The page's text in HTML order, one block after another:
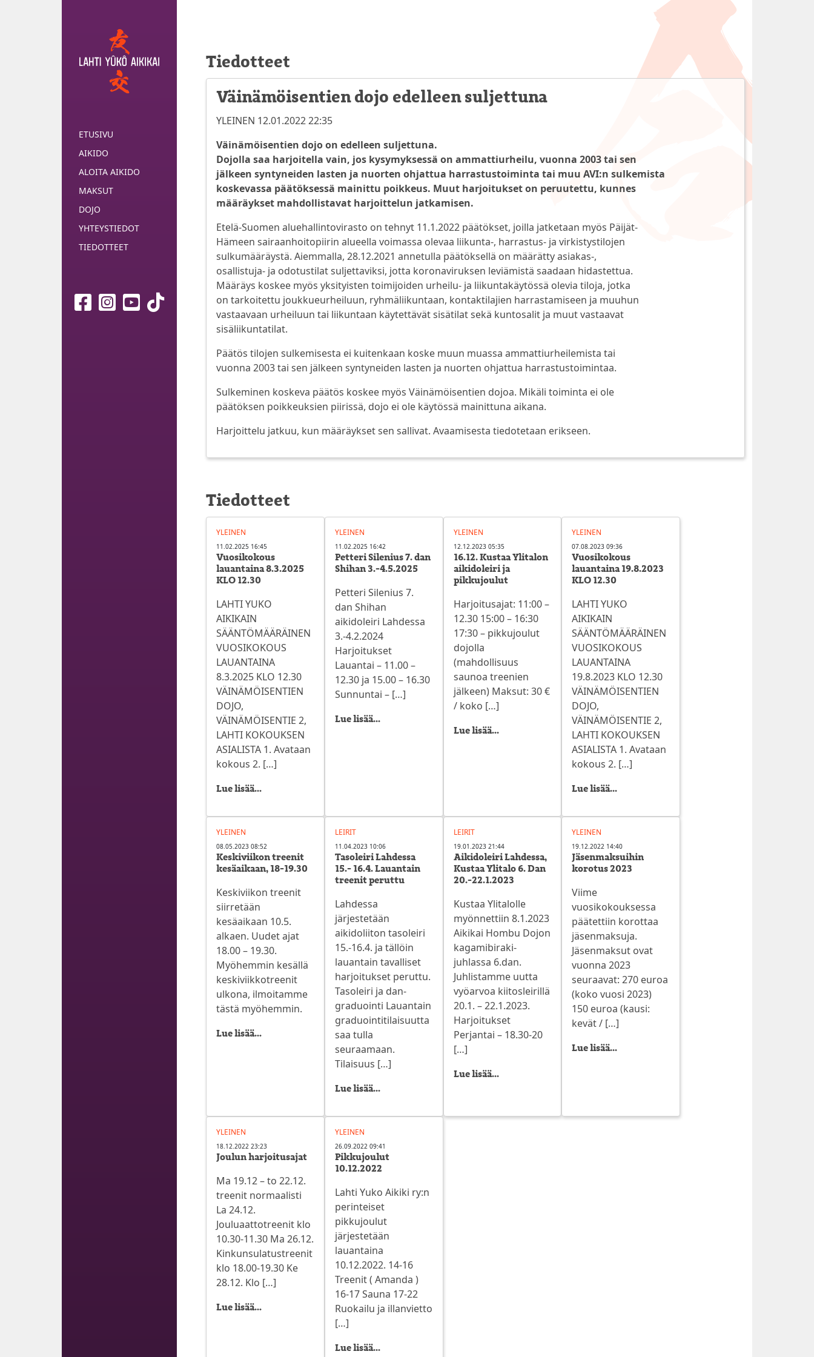
ETUSIVU
AIKIDO
ALOITA AIKIDO
MAKSUT
DOJO
YHTEYSTIEDOT
TIEDOTTEET
Tiedotteet
Väinämöisentien dojo edelleen suljettuna
YLEINEN 12.01.2022 22:35
Väinämöisentien dojo on edelleen suljettuna.
Dojolla saa harjoitella vain, jos kysymyksessä on ammattiurheilu, vuonna 2003 tai sen
jälkeen syntyneiden lasten ja nuorten ohjattua harrastustoiminta tai muu AVI:n sulkemista
koskevassa päätöksessä mainittu poikkeus. Muut harjoitukset on peruutettu, kunnes
määräykset mahdollistavat harjoittelun jatkamisen.
Etelä-Suomen aluehallintovirasto on tehnyt 11.1.2022 päätökset, joilla jatketaan myös Päijät-
Hämeen sairaanhoitopiirin alueella voimassa olevaa liikunta-, harrastus- ja virkistystilojen
sulkumääräystä. Aiemmalla, 28.12.2021 annetulla päätöksellä on määrätty asiakas-,
osallistuja- ja odotustilat suljettaviksi, jotta koronaviruksen leviämistä saadaan hidastettua.
Määräys koskee myös yksityisten toimijoiden urheilu- ja liikuntakäytössä olevia tiloja, jotka
on tarkoitettu joukkueurheiluun, ryhmäliikuntaan, kontaktilajien harrastamiseen ja muuhun
vastaavaan urheiluun tai liikuntaan käytettävät sisätilat sekä kuntosalit ja muut vastaavat
sisäliikuntatilat.
Päätös tilojen sulkemisesta ei kuitenkaan koske muun muassa ammattiurheilemista tai
vuonna 2003 tai sen jälkeen syntyneiden lasten ja nuorten ohjattua harrastustoimintaa.
Sulkeminen koskeva päätös koskee myös Väinämöisentien dojoa. Mikäli toiminta ei ole
päätöksen poikkeuksien piirissä, dojo ei ole käytössä mainittuna aikana.
Harjoittelu jatkuu, kun määräykset sen sallivat. Avaamisesta tiedotetaan erikseen.
Tiedotteet
YLEINEN
11.02.2025 16:45
Vuosikokous
lauantaina 8.3.2025
KLO 12.30
LAHTI YUKO
AIKIKAIN
SÄÄNTÖMÄÄRÄINEN
VUOSIKOKOUS
LAUANTAINA
8.3.2025 KLO 12.30
VÄINÄMÖISENTIEN
DOJO,
VÄINÄMÖISENTIE 2,
LAHTI KOKOUKSEN
ASIALISTA 1. Avataan
kokous 2. […]
Lue lisää...
YLEINEN
11.02.2025 16:42
Petteri Silenius 7. dan
Shihan 3.-4.5.2025
Petteri Silenius 7.
dan Shihan
aikidoleiri Lahdessa
3.-4.2.2024
Harjoitukset
Lauantai – 11.00 –
12.30 ja 15.00 – 16.30
Sunnuntai – […]
Lue lisää...
YLEINEN
12.12.2023 05:35
16.12. Kustaa Ylitalon
aikidoleiri ja
pikkujoulut
Harjoitusajat: 11:00 –
12.30 15:00 – 16:30
17:30 – pikkujoulut
dojolla
(mahdollisuus
saunoa treenien
jälkeen) Maksut: 30 €
/ koko […]
Lue lisää...
YLEINEN
07.08.2023 09:36
Vuosikokous
lauantaina 19.8.2023
KLO 12.30
LAHTI YUKO
AIKIKAIN
SÄÄNTÖMÄÄRÄINEN
VUOSIKOKOUS
LAUANTAINA
19.8.2023 KLO 12.30
VÄINÄMÖISENTIEN
DOJO,
VÄINÄMÖISENTIE 2,
LAHTI KOKOUKSEN
ASIALISTA 1. Avataan
kokous 2. […]
Lue lisää...
YLEINEN
08.05.2023 08:52
Keskiviikon treenit
kesäaikaan, 18-19.30
Keskiviikon treenit
siirretään
kesäaikaan 10.5.
alkaen. Uudet ajat
18.00 – 19.30.
Myöhemmin kesällä
keskiviikkotreenit
ulkona, ilmoitamme
tästä myöhemmin.
Lue lisää...
LEIRIT
11.04.2023 10:06
Tasoleiri Lahdessa
15.- 16.4. Lauantain
treenit peruttu
Lahdessa
järjestetään
aikidoliiton tasoleiri
15.-16.4. ja tällöin
lauantain tavalliset
harjoitukset peruttu.
Tasoleiri ja dan-
graduointi Lauantain
graduointitilaisuutta
saa tulla
seuraamaan.
Tilaisuus […]
Lue lisää...
LEIRIT
19.01.2023 21:44
Aikidoleiri Lahdessa,
Kustaa Ylitalo 6. Dan
20.-22.1.2023
Kustaa Ylitalolle
myönnettiin 8.1.2023
Aikikai Hombu Dojon
kagamibiraki-
juhlassa 6.dan.
Juhlistamme uutta
vyöarvoa kiitosleirillä
20.1. – 22.1.2023.
Harjoitukset
Perjantai – 18.30-20
[…]
Lue lisää...
YLEINEN
19.12.2022 14:40
Jäsenmaksuihin
korotus 2023
Viime
vuosikokouksessa
päätettiin korottaa
jäsenmaksuja.
Jäsenmaksut ovat
vuonna 2023
seuraavat: 270 euroa
(koko vuosi 2023)
150 euroa (kausi:
kevät / […]
Lue lisää...
YLEINEN
18.12.2022 23:23
Joulun harjoitusajat
Ma 19.12 – to 22.12.
treenit normaalisti
La 24.12.
Jouluaattotreenit klo
10.30-11.30 Ma 26.12.
Kinkunsulatustreenit
klo 18.00-19.30 Ke
28.12. Klo […]
Lue lisää...
YLEINEN
26.09.2022 09:41
Pikkujoulut
10.12.2022
Lahti Yuko Aikiki ry:n
perinteiset
pikkujoulut
järjestetään
lauantaina
10.12.2022. 14-16
Treenit ( Amanda )
16-17 Sauna 17-22
Ruokailu ja illanvietto
[…]
Lue lisää...